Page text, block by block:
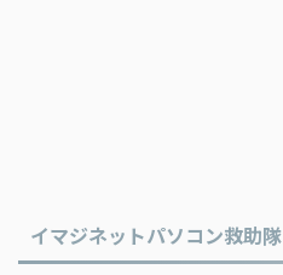
イマジネットパソコン救助隊